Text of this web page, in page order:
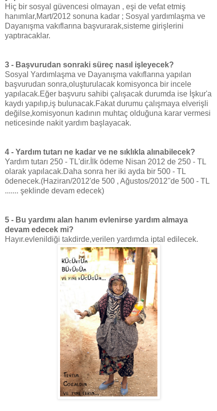
Hiç bir sosyal güvencesi olmayan , eşi de vefat etmiş
hanımlar,Mart/2012 sonuna kadar ; Sosyal yardımlaşma ve
Dayanışma vakıflarına başvurarak,sisteme girişlerini
yaptıracaklar.
3 - Başvurudan sonraki süreç nasıl işleyecek?
Sosyal Yardımlaşma ve Dayanışma vakıflarına yapılan
başvurudan sonra,oluşturulacak komisyonca bir incele
yapılacak.Eğer başvuru sahibi çalışacak durumda ise İşkur'a
kaydı yapılıp,iş bulunacak.Fakat durumu çalışmaya elverişli
değilse,komisyonun kadının muhtaç olduğuna karar vermesi
neticesinde nakit yardım başlayacak.
4 - Yardım tutarı ne kadar ve ne sıklıkla alınabilecek?
Yardım tutarı 250 - TL'dir.İlk ödeme Nisan 2012 de 250 - TL
olarak yapılacak.Daha sonra her iki ayda bir 500 - TL
ödenecek.(Haziran/2012'de 500 , Ağustos/2012''de 500 - TL
....... şeklinde devam edecek)
5 - Bu yardımı alan hanım evlenirse yardım almaya
devam edecek mi?
Hayır.evlenildiği takdirde,verilen yardımda iptal edilecek.